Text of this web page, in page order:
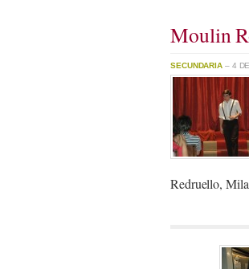
Moulin
SECUNDARIA – 4
Redruello,